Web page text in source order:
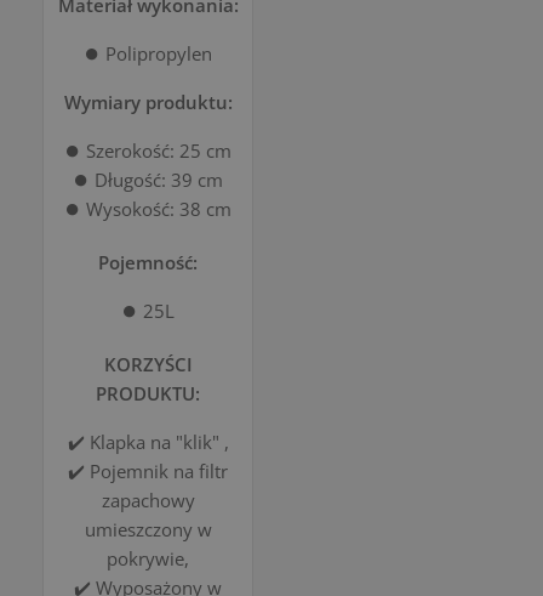
⏺️ Polipropylen
Wymiary produktu:
⏺️ Szerokość: 25 cm
⏺️ Długość: 39 cm
⏺️ Wysokość: 38 cm
Pojemność:
⏺️ 25L
KORZYŚCI
PRODUKTU:
✔️ Klapka na "klik" ,
✔️ Pojemnik na filtr
zapachowy
umieszczony w
pokrywie,
✔️ Wyposażony w